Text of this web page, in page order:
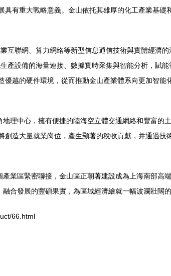
有重大戰略意義。金山依托其雄厚的化工產業基礎
互聯網、算力網絡等新型信息通信技術與實體經濟
產設備的海量連接、數據實時采集與智能分析，賦能
越的硬件環境，從而推動金山產業體系向更加智能
理中心，擁有便捷的陸海空立體交通網絡和豐富的土
造大量就業崗位，產生顯著的稅收貢獻，并通過技
業區緊密聯接，金山區正朝著建設成為上海南部高端
合發展的豐碩果實，為區域經濟繪就一幅波瀾壯闊的
66.html